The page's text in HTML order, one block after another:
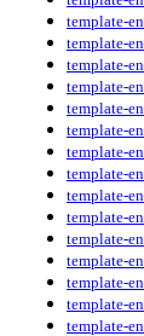
template-en
template-en
template-en
template-en
template-en
template-en
template-en
template-en
template-en
template-en
template-en
template-en
template-en
template-en
template-en